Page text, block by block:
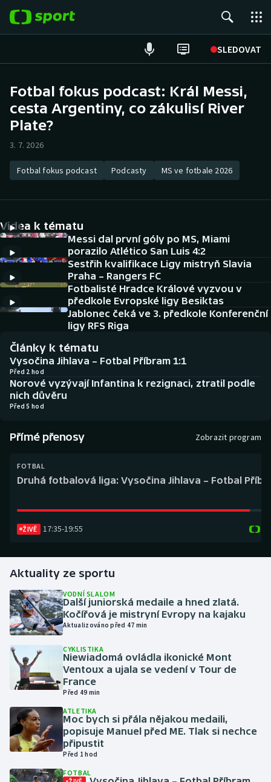
SLEDOVAT
Hokej
Atletika
DALŠÍ SPORTY
Americký fotbal
Baseball a softbal
Basketbal
Boby a skeleton
Box
Florbal
Futsal
Gymnastika
Házená
Jezdectví
Judo
Krasobruslení
Lezení
Lyže a snowboard
Moderní pětiboj
NEPŘEHLÉDNĚTE
Soutěže
Historické návraty
AZ kvíz
Fotbal fokus podcast: Král Messi,
cesta Argentiny, co zákulisí River
Plate?
3. 7. 2026
Fotbal fokus podcast Podcasty MS ve fotbale 2026
Videa k tématu
Messi dal první góly po MS, Miami
porazilo Atlético San Luis 4:2
Sestřih kvalifikace Ligy mistryň Slavia
Praha – Rangers FC
Fotbalisté Hradce Králové vyzvou v
předkole Evropské ligy Besiktas
Jablonec čeká ve 3. předkole Konferenční
ligy RFS Riga
Články k tématu
Vysočina Jihlava – Fotbal Příbram 1:1
Před 2 hod
Norové vyzývají Infantina k rezignaci, ztratil podle
nich důvěru
Před 5 hod
Přímé přenosy Zobrazit program
FOTBAL
Druhá fotbalová liga: Vysočina Jihlava – Fotbal
ŽIVĚ 17:35-19:55
Aktuality ze sportu
VODNÍ SLALOM
Další juniorská medaile a hned zlatá.
Kočířová je mistryní Evropy na kajaku
Aktualizováno před 47 min
CYKLISTIKA
Niewiadomá ovládla ikonické Mont
Ventoux a ujala se vedení v Tour de
France
Před 49 min
ATLETIKA
Moc bych si přála nějakou medaili,
popisuje Manuel před ME. Tlak si nechce
připustit
Před 1 hod
FOTBAL